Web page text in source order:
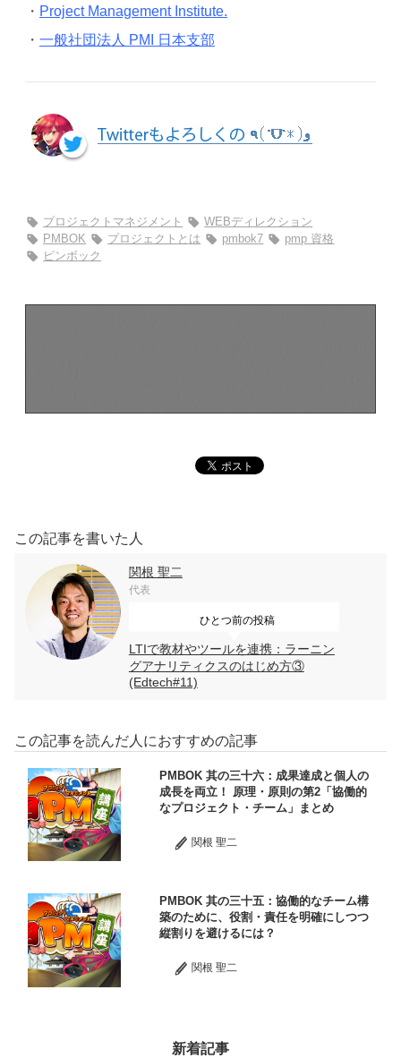
・ Project Management Institute.
・ 一般社団法人 PMI 日本支部
プロジェクトマネジメント
WEBディレクション
PMBOK
プロジェクトとは pmbok7
pmp 資格
ピンボック
この記事を書いた人
関根 聖二
代表
ひとつ前の投稿
LTIで教材やツールを連携：ラーニン
グアナリティクスのはじめ方③
(Edtech#11)
この記事を読んだ人におすすめの記事
PMBOK 其の三十六：成果達成と個人の
成長を両立！ 原理・原則の第2「協働的
なプロジェクト・チーム」まとめ
関根 聖二
PMBOK 其の三十五：協働的なチーム構
築のために、役割・責任を明確にしつつ
縦割りを避けるには？
関根 聖二
新着記事